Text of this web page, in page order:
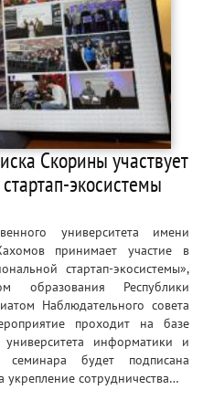
Скорины участвует
экосистемы
университета имени
принимает участие в
стартап-экосистемы»,
образования Республики
Наблюдательного совета
проходит на базе
университета информатики и
будет подписана
сотрудничества…